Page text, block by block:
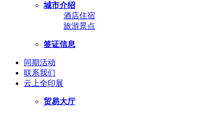
城市介绍
酒店住宿
旅游景点
签证信息
同期活动
联系我们
云上全印展
贸易大厅